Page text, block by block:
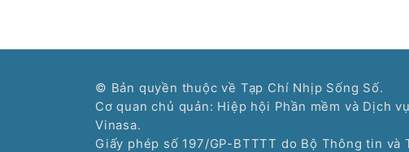
© Bản quyền thuộc về Tạp Chí Nhịp Sống Số.
Cơ quan chủ quản: Hiệp hội Phần mềm và Dịch
Vinasa.
Giấy phép số 197/GP-BTTTT do Bộ Thông tin và